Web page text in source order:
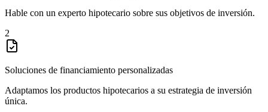
Hable con un experto hipotecario sobre sus objetivos de inversión.
2
Soluciones de financiamiento personalizadas
Adaptamos los productos hipotecarios a su estrategia de inversión
única.